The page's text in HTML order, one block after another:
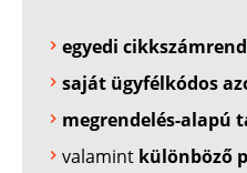
egyedi
saját ügyfélkódos
megrendelés-alapú
valamint különböző